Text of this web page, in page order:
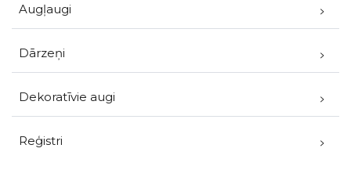
Augļaugi
Dārzeņi
Dekoratīvie augi
Reģistri